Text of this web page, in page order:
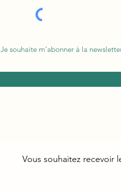
Je souhaite m'abonner à la
Vous souhaitez recevoir